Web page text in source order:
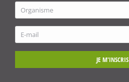
JE M'INSCRIS